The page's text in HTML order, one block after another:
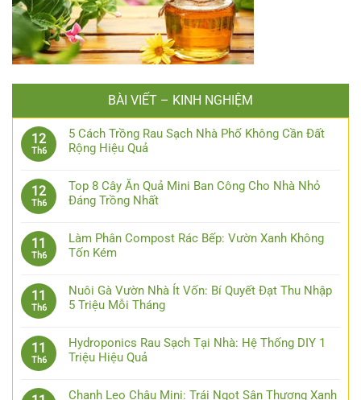
BÀI VIẾT – KINH NGHIỆM
12
Th6
5 Cách Trồng Rau Sạch Nhà Phố Không Cần Đất
Rộng Hiệu Quả
12
Th6
Top 8 Cây Ăn Quả Mini Ban Công Cho Nhà Nhỏ
Đáng Trồng Nhất
11
Th6
Làm Phân Compost Rác Bếp: Vườn Xanh Không
Tốn Kém
11
Th6
Nuôi Gà Vườn Nhà Ít Vốn: Bí Quyết Đạt Thu Nhập
5 Triệu Mỗi Tháng
11
Th6
Hydroponics Rau Sạch Tại Nhà: Hệ Thống DIY 1
Triệu Hiệu Quả
Chanh Leo Chậu Mini: Trái Ngọt Sân Thượng Xanh